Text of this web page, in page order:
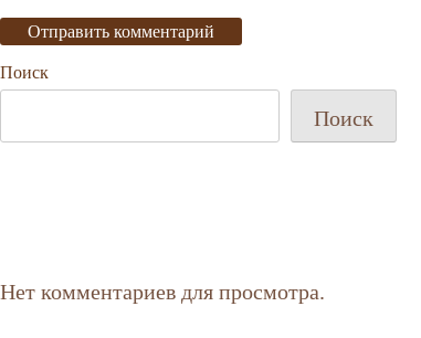
Поиск
Поиск
Нет комментариев для просмотра.